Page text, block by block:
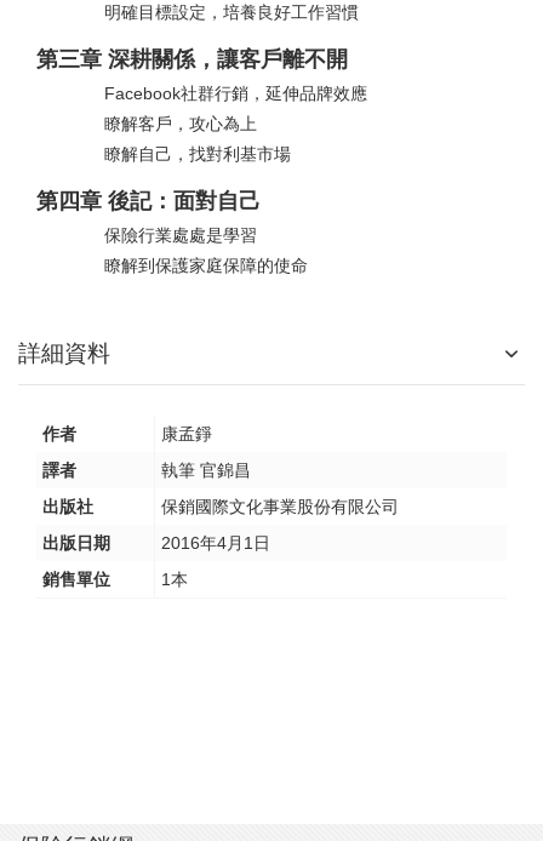
明確目標設定，培養良好工作習慣
第三章 深耕關係，讓客戶離不開
Facebook社群行銷，延伸品牌效應
瞭解客戶，攻心為上
瞭解自己，找對利基市場
第四章 後記：面對自己
保險行業處處是學習
瞭解到保護家庭保障的使命
詳細資料
作者
康孟錚
譯者
執筆 官錦昌
出版社
保銷國際文化事業股份有限公司
出版日期
2016年4月1日
銷售單位
1本